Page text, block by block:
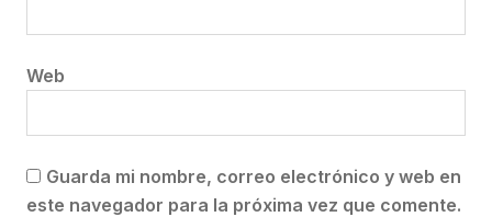
Web
Guarda mi nombre, correo electrónico y web en
este navegador para la próxima vez que comente.